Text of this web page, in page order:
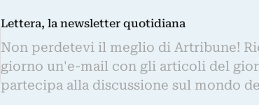
Lettera, la newsletter quotidiana
Non perdetevi il meglio di Artribune!
giorno un'e-mail con gli articoli del
partecipa alla discussione sul mondo